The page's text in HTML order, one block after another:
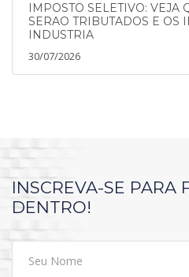
IMPOSTO SELETIVO: VEJA
SERAO TRIBUTADOS E OS
INDUSTRIA
30/07/2026
INSCREVA-SE PARA
DENTRO!